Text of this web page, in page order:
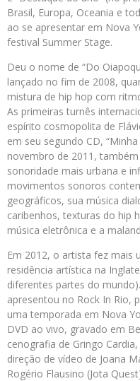
Brasil, Europa, Oceania e
ao se apresentar em Nova
festival Summer Stage.
Deu o nome de “Do
lançado no fim de 2008,
mistura de hip hop com
As primeiras turnês
espírito cosmopolita de
em seu segundo CD,
novembro de 2011,
sonoridade mais urbana e
movimentos sonoros
geográficos, sua música
caribenhos, texturas do hip
música eletrônica e a
Em 2012, o artista fez mais
residência artística na
diferentes partes do
apresentou no Rock In Rio,
uma temporada em Nova
DVD ao vivo, gravado em
cenografia de Gringo
direção de vídeo de Joana
Rogério Flausino (Jota